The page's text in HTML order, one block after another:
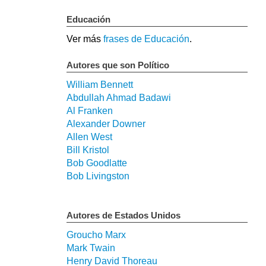
Educación
Ver más frases de Educación.
Autores que son Político
William Bennett
Abdullah Ahmad Badawi
Al Franken
Alexander Downer
Allen West
Bill Kristol
Bob Goodlatte
Bob Livingston
Autores de Estados Unidos
Groucho Marx
Mark Twain
Henry David Thoreau